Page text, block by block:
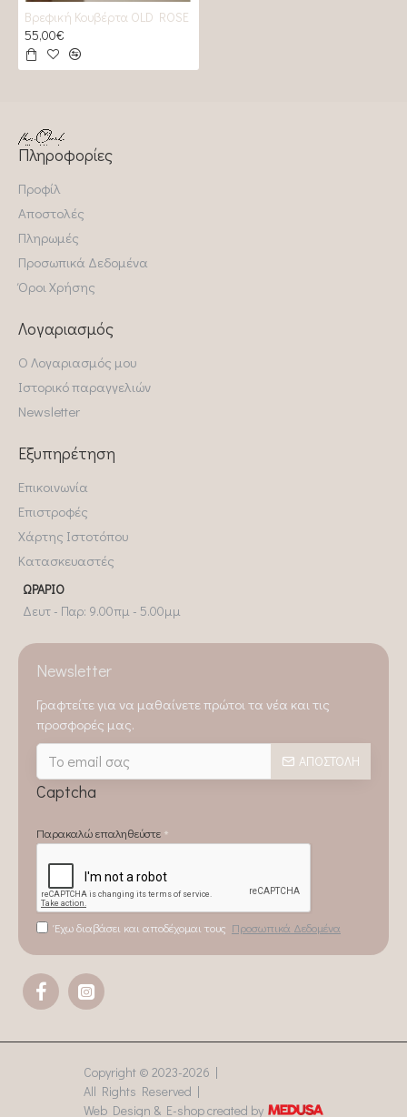
Βρεφική Κουβέρτα ΟLD ROSE
55,00€
Πληροφορίες
Προφίλ
Αποστολές
Πληρωμές
Προσωπικά Δεδομένα
Όροι Χρήσης
Λογαριασμός
Ο Λογαριασμός μου
Ιστορικό παραγγελιών
Newsletter
Εξυπηρέτηση
Επικοινωνία
Επιστροφές
Χάρτης Ιστοτόπου
Κατασκευαστές
ΩΡΆΡΙΟ
Δευτ - Παρ: 9.00πμ - 5.00μμ
Newsletter
Γραφτείτε για να μαθαίνετε πρώτοι τα νέα και τις
προσφορές μας.
ΑΠΟΣΤΟΛΉ
Captcha
Παρακαλώ επαληθεύστε
Έχω διαβάσει και αποδέχομαι τους Προσωπικά Δεδομένα
Copyright © 2023-2026 |
All Rights Reserved |
Web Design & E-shop created by